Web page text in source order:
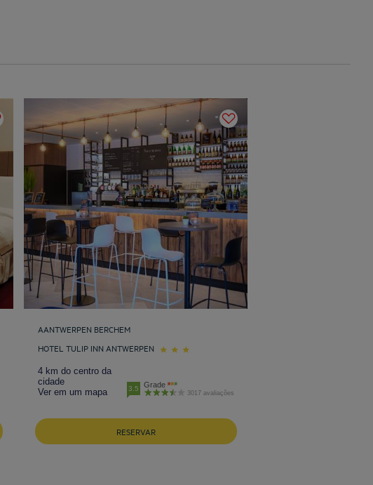
AANTWERPEN BERCHEM
HOTEL TULIP INN ANTWERPEN
4 km do centro da
cidade
Ver em um mapa
3.5 Grade
3017 avaliações
RESERVAR